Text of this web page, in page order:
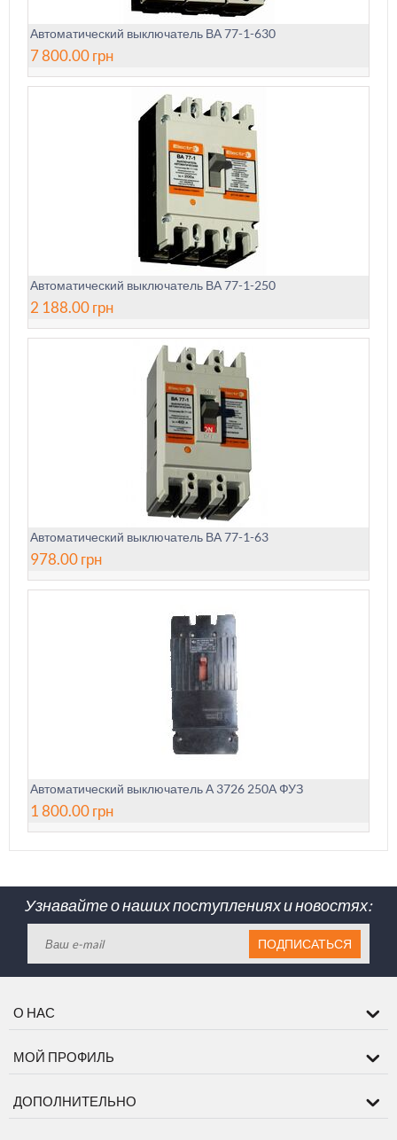
Автоматический выключатель ВА 77-1-630
7 800.00грн
Автоматический выключатель ВА 77-1-250
2 188.00грн
Автоматический выключатель ВА 77-1-63
978.00грн
Автоматический выключатель А 3726 250А ФУЗ
1 800.00грн
Узнавайте о наших поступлениях и новостях:
ПОДПИСАТЬСЯ
О НАС
МОЙ ПРОФИЛЬ
ДОПОЛНИТЕЛЬНО